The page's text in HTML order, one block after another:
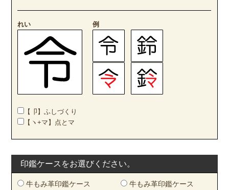
れい 例
【卩】ふしづくり
【ヽ+マ】点とマ
印鑑ケースをお選びください。
牛もみ革印鑑ケース
牛もみ革印鑑ケース